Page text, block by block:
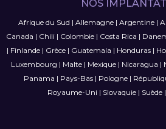
NOS
Afrique du Sud | Allemagne| Argentine|
Canada | Chili | Colombie| Costa Rica |
| Finlande| Grèce| Guatemala | Honduras|
Luxembourg | Malte| Mexique| Nicaragua |
Panama | Pays-Bas| Pologne|
Royaume-Uni | Slovaquie| Suède|